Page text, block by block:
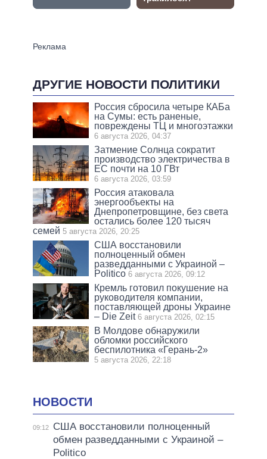
ДРУГИЕ НОВОСТИ ПОЛИТИКИ
Россия сбросила четыре КАБа
на Сумы: есть раненые,
повреждены ТЦ и многоэтажки
6 августа 2026, 04:37
Затмение Солнца сократит
производство электричества в
ЕС почти на 10 ГВт
6 августа 2026, 03:59
Россия атаковала
энергообъекты на
Днепропетровщине, без света
остались более 120 тысяч
семей 5 августа 2026, 20:25
США восстановили
полноценный обмен
разведданными с Украиной –
Politico 6 августа 2026, 09:12
Кремль готовил покушение на
руководителя компании,
поставляющей дроны Украине
– Die Zeit 6 августа 2026, 02:15
В Молдове обнаружили
обломки российского
беспилотника «Герань-2»
5 августа 2026, 22:18
НОВОСТИ
09:12
США восстановили полноценный
обмен разведданными с Украиной –
Politico